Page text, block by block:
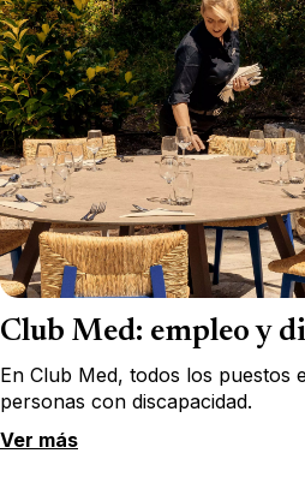
Club Med: empleo y
En Club Med, todos los puestos
personas con discapacidad.
Ver más